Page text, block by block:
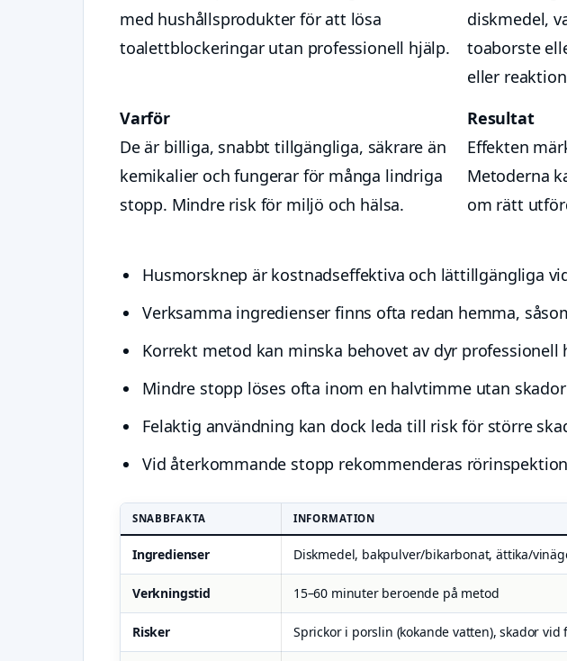
med hushållsprodukter för att lösa
toalettblockeringar utan professionell hjälp.
diskmedel,
toaborste
eller
Varför
De är billiga, snabbt tillgängliga, säkrare än
kemikalier och fungerar för många lindriga
stopp. Mindre risk för miljö och hälsa.
Resultat
Effekten
Metoderna
om rätt
Husmorsknep är kostnadseffektiva och lättillgängliga
Verksamma ingredienser finns ofta redan hemma,
Korrekt metod kan minska behovet av dyr professionell
Mindre stopp löses ofta inom en halvtimme utan
Felaktig användning kan dock leda till risk för större
Vid återkommande stopp rekommenderas
SNABBFAKTA INFORMATION
Ingredienser Diskmedel, bakpulver/bikarbonat, ättika/
Verkningstid 15–60 minuter beroende på metod
Risker Sprickor i porslin (kokande vatten), skador